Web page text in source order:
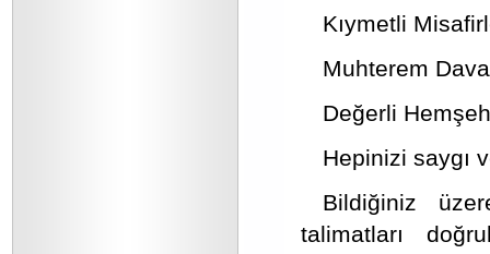
Kıymetli
Muhterem
Değerli
Hepinizi saygı
Bildiğiniz
talimatları